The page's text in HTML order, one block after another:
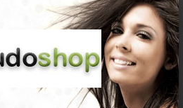
×
Код товара: 200-2031